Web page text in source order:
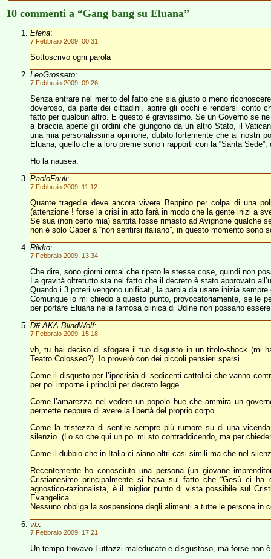
10 commenti a “Gang bang su Eluana”
Elena:
7 Febbraio 2009, 00:31
Sottoscrivo ogni parola
LeoGrosseto:
7 Febbraio 2009, 09:26
Senza entrare nel merito del fatto che sia giusto o meno
doveroso, da parte dei cittadini, aprire gli occhi e rendersi conto
fatto per qualcun altro. E questo è gravissimo. Se un Governo se
a braccia aperte gli ordini che giungono da un altro Stato, il
una mia personalissima opinione, dubito fortemente che ai nostri
Eluana, quello che a loro preme sono i rapporti con la “Santa
Ho la nausea.
PaoloFriuli:
7 Febbraio 2009, 11:12
Quante tragedie deve ancora vivere Beppino per colpa di una
(attenzione ! forse la crisi in atto farà in modo che la gente inizi a
Se sua (non certo mia) santità fosse rimasto ad Avignone qualche
non è solo Gaber a “non sentirsi italiano”, in questo momento
Rikko:
7 Febbraio 2009, 13:34
Che dire, sono giorni ormai che ripeto le stesse cose, quindi non
La gravità oltretutto sta nel fatto che il decreto è stato approvato
Quando i 3 poteri vengono unificati, la parola da usare inizia
Comunque io mi chiedo a questo punto, provocatoriamente, se le
per portare Eluana nella famosa clinica di Udine non possano
D# AKA BlindWolf:
7 Febbraio 2009, 15:18
vb, tu hai deciso di sfogare il tuo disgusto in un titolo-shock (mi
Teatro Colosseo?). Io proverò con dei piccoli pensieri sparsi.
Come il disgusto per l’ipocrisia di sedicenti cattolici che vanno
per poi imporne i princìpi per decreto legge.
Come l’amarezza nel vedere un popolo bue che ammira un
permette neppure di avere la libertà del proprio corpo.
Come la tristezza di sentire sempre più rumore su di una
silenzio. (Lo so che qui un po’ mi sto contraddicendo, ma per
Come il dubbio che in Italia ci siano altri casi simili ma che nel
Recentemente ho conosciuto una persona (un giovane
Cristianesimo principalmente si basa sul fatto che “Gesù ci
agnostico-razionalista, è il miglior punto di vista possibile sul
Evangelica…
Nessuno obbliga la sospensione degli alimenti a tutte le persone
vb:
7 Febbraio 2009, 17:21
Un tempo trovavo Luttazzi maleducato e disgustoso, ma forse non